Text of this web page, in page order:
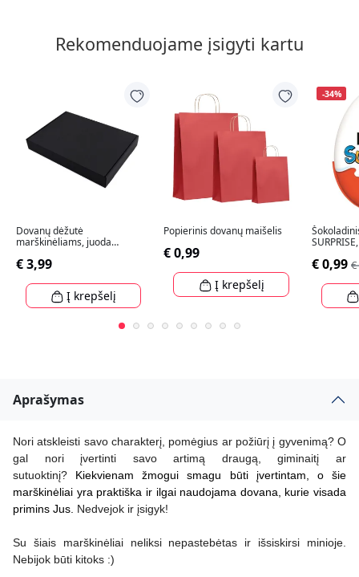
Rekomenduojame įsigyti kartu
Dovanų dėžutė
marškinėliams, juoda
€ 3,99
Į krepšelį
Popierinis dovanų maišelis
€ 0,99
Į krepšelį
-34%
€ 0,99 €
Aprašymas
Nori atskleisti savo charakterį, pomėgius ar požiūrį į gyvenimą? O
gal nori įvertinti savo artimą draugą, giminaitį ar
sutuoktinį? Kiekvienam žmogui smagu būti įvertintam, o šie
marškinėliai yra praktiška ir ilgai naudojama dovana, kurie visada
primins Jus. Nedvejok ir įsigyk!
Su šiais marškinėliai neliksi nepastebėtas ir išsiskirsi minioje.
Nebijok būti kitoks :)